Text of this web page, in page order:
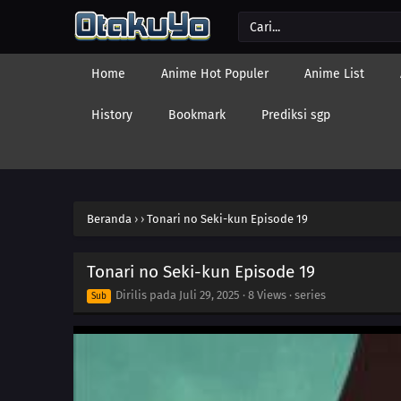
Home Anime Hot Populer Anime List
History Bookmark Prediksi sgp
Beranda › › Tonari no Seki-kun Episode 19
Tonari no Seki-kun Episode 19
Sub Dirilis pada Juli 29, 2025 · 8 Views · series